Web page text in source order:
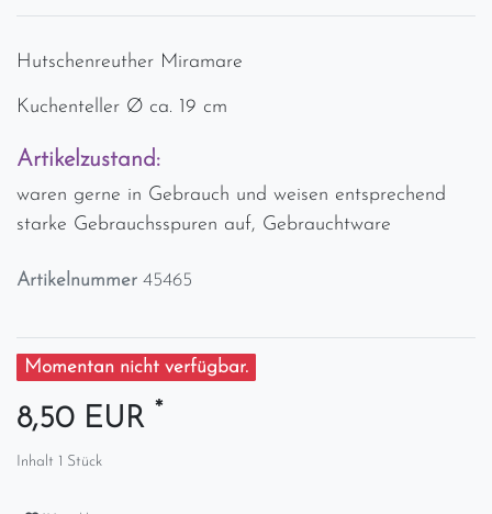
Hutschenreuther Miramare
Kuchenteller Ø ca. 19 cm
Artikelzustand:
waren gerne in Gebrauch und weisen entsprechend
starke Gebrauchsspuren auf, Gebrauchtware
Artikelnummer 45465
Momentan nicht verfügbar.
8,50 EUR *
Inhalt 1 Stück